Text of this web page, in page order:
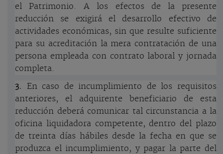
el Patrimonio. A los efectos de la presente
reducción se exigirá el desarrollo efectivo de
actividades económicas, sin que resulte suficiente
para su acreditación la mera contratación de una
persona empleada con contrato laboral y jornada
completa.
3. En caso de incumplimiento de los requisitos
anteriores, el adquirente beneficiario de esta
reducción deberá comunicar tal circunstancia a la
oficina liquidadora competente, dentro del plazo
de treinta días hábiles desde la fecha en que se
produzca el incumplimiento, y pagar la parte del